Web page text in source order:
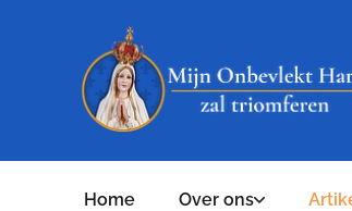
Home Over ons